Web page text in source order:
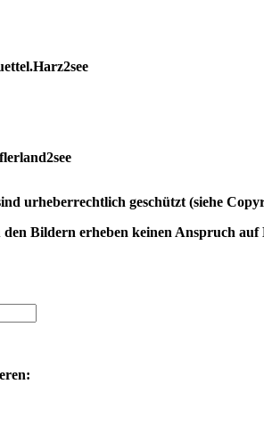
urheberrechtlich geschützt (siehe
Bildern erheben keinen Anspruch